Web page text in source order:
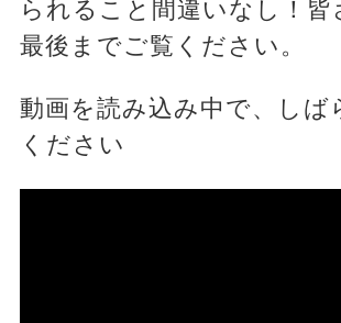
られること間違いなし！皆
最後までご覧ください。
動画を読み込み中で、しば
ください